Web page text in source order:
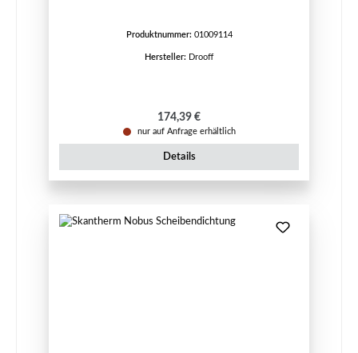
Produktnummer: 01009114
Hersteller: Drooff
Regulärer Preis:
174,39 €
nur auf Anfrage erhältlich
Details